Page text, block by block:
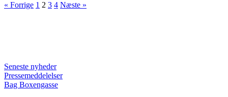
« Forrige 1 2 3 4 Næste »
Seneste nyheder
Pressemeddelelser
Bag Boxengasse